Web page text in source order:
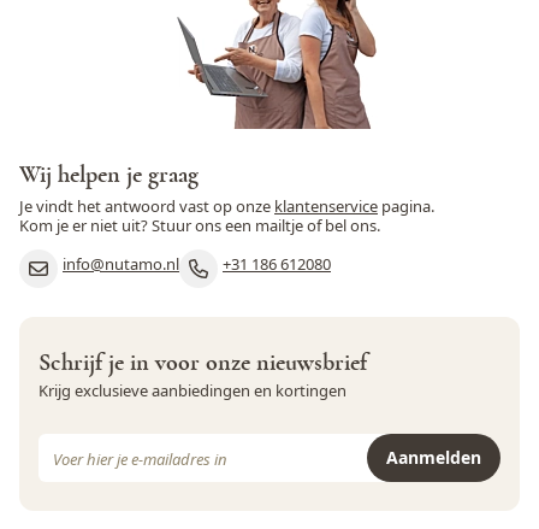
Wij helpen je graag
Je vindt het antwoord vast op onze klantenservice pagina.
Kom je er niet uit? Stuur ons een mailtje of bel ons.
info@nutamo.nl
+31 186 612080
Schrijf je in voor onze nieuwsbrief
Krijg exclusieve aanbiedingen en kortingen
Aanmelden